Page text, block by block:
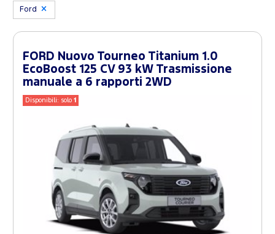
Ford
FORD Nuovo Tourneo Titanium 1.0
EcoBoost 125 CV 93 kW Trasmissione
manuale a 6 rapporti 2WD
Disponibili: solo1